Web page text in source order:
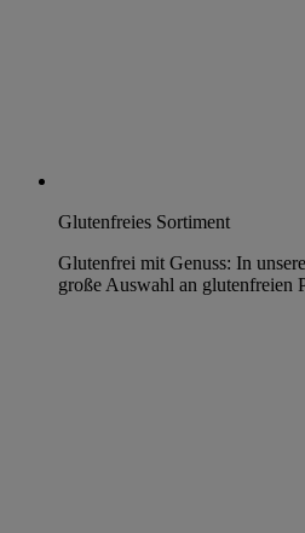
Glutenfreies Sortiment
Glutenfrei mit Genuss: In
große Auswahl an glutenfreien